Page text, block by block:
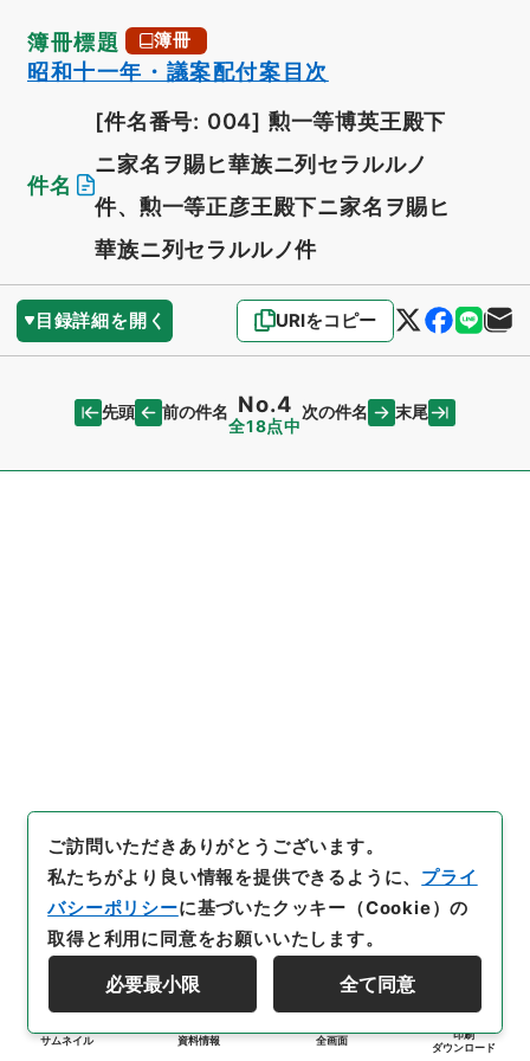
簿冊標題 簿冊
昭和十一年・議案配付案目次
件名
[件名番号: 004] 勲一等博英王殿下
ニ家名ヲ賜ヒ華族ニ列セラルルノ
件、勲一等正彦王殿下ニ家名ヲ賜ヒ
華族ニ列セラルルノ件
目録詳細を開く URIをコピー
先頭 前の件名 No.4
全18点中
次の件名 末尾
サムネイル 資料情報 全画面
印刷
ダウンロード
ご訪問いただきありがとうございます。
私たちがより良い情報を提供できるように、 プライ
バシーポリシーに基づいたクッキー（Cookie）の
取得と利用に同意をお願いいたします。
必要最小限 全て同意